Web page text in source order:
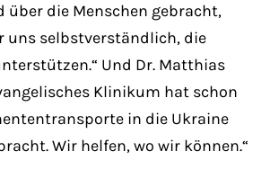
über die Menschen gebracht,
uns selbstverständlich, die
Und Dr. Matthias
Klinikum hat schon
in die Ukraine
Wir helfen, wo wir können.“